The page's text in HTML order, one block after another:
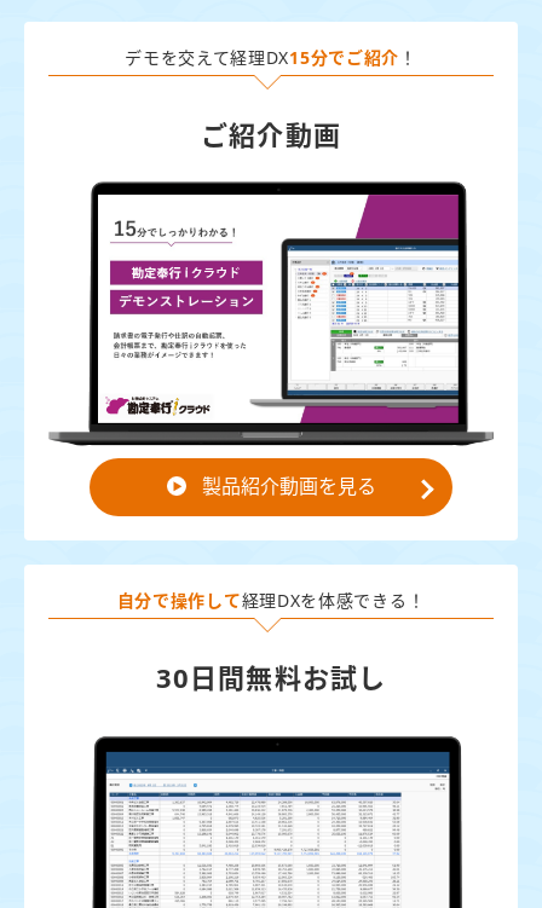
デモを交えて経理DX15分でご紹介 ！
ご紹介動画
製品紹介動画を見る
自分で操作して経理DXを体感できる！
30日間無料お試し